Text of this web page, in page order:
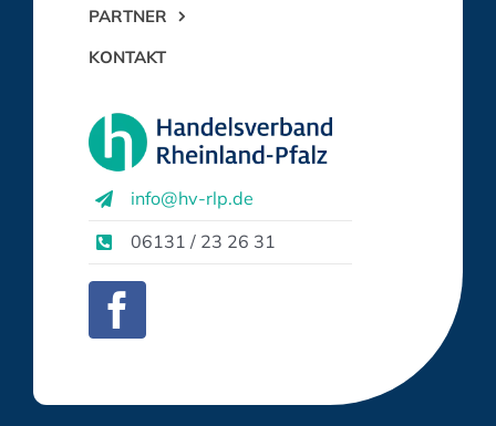
PARTNER
KONTAKT
info@hv-rlp.de
06131 / 23 26 31